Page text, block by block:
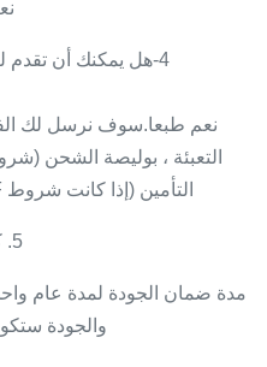
4-هل يمكنك أن تقدم
نعم طبعا.سوف نرسل لك
التأمين (إذا كانت شروط CIF) ، وكذلك CO إذا كنت بحاجة.
5. كيف حول شروط ضمان الجودة؟
مدة ضمان الجودة لمدة عام
والجودة